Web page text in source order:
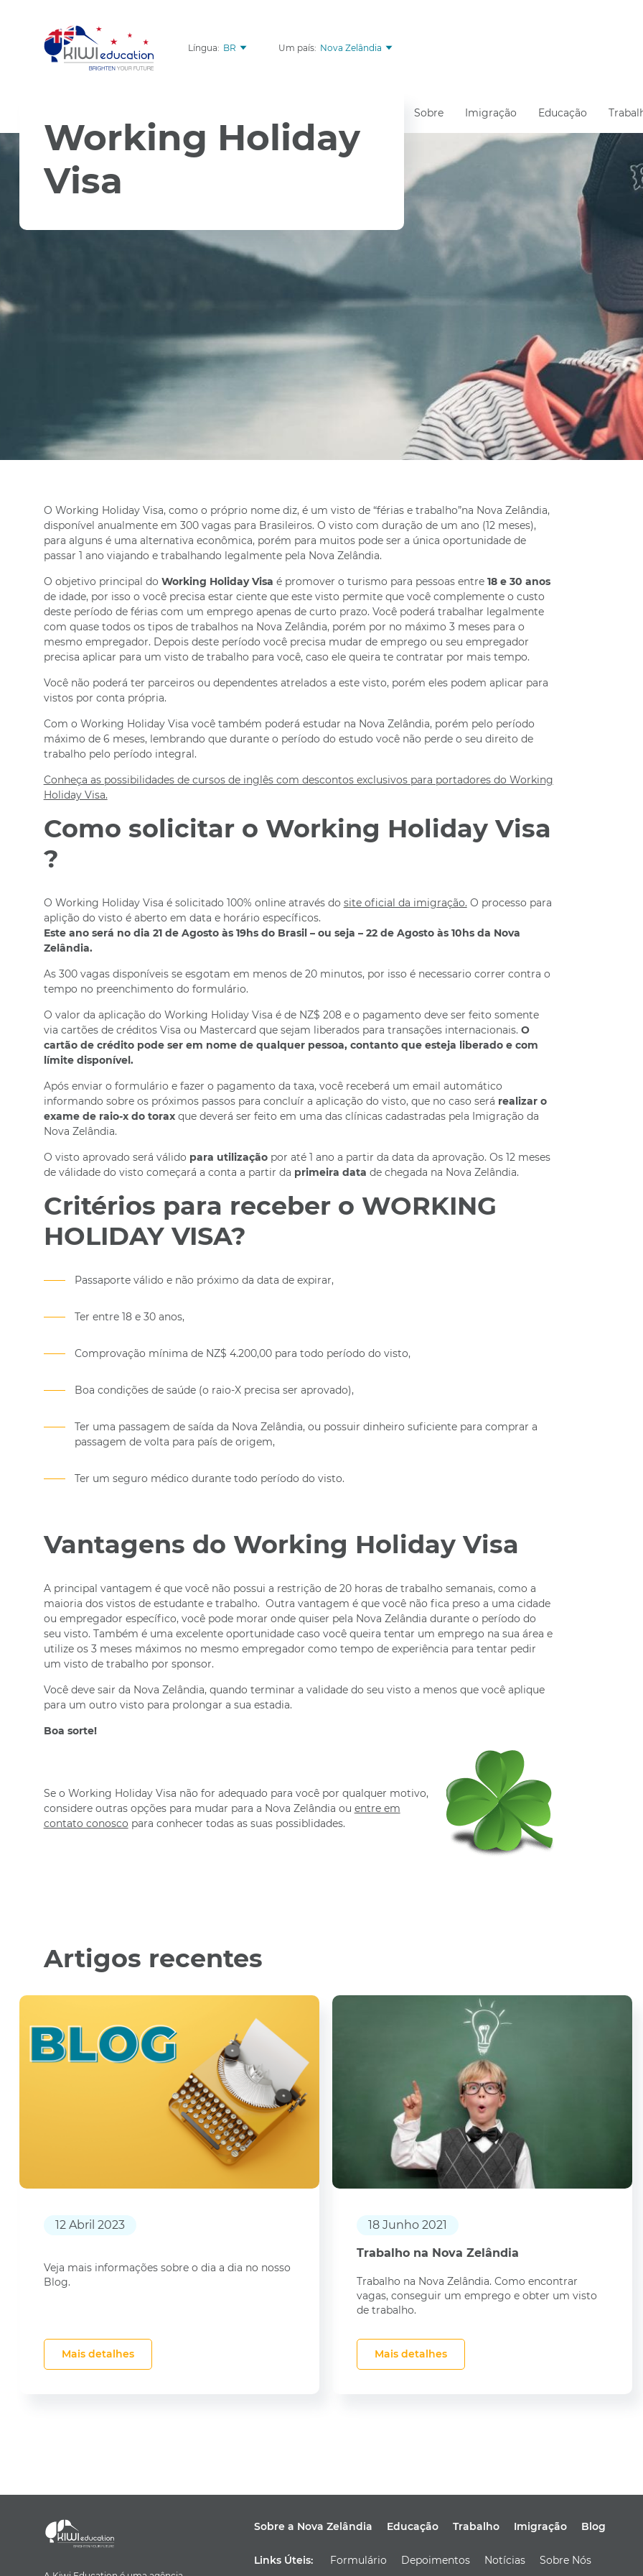
Língua: BR Um país: Nova Zelândia
Working Holiday
Visa
Sobre Imigração Educação
O Working Holiday Visa, como o próprio nome diz, é um visto de “férias e trabalho”na Nova Zelândia,
disponível anualmente em 300 vagas para Brasileiros. O visto com duração de um ano (12 meses),
para alguns é uma alternativa econômica, porém para muitos pode ser a única oportunidade de
passar 1 ano viajando e trabalhando legalmente pela Nova Zelândia.
O objetivo principal do Working Holiday Visa é promover o turismo para pessoas entre 18 e 30 anos
de idade, por isso o você precisa estar ciente que este visto permite que você complemente o custo
deste período de férias com um emprego apenas de curto prazo. Você poderá trabalhar legalmente
com quase todos os tipos de trabalhos na Nova Zelândia, porém por no máximo 3 meses para o
mesmo empregador. Depois deste período você precisa mudar de emprego ou seu empregador
precisa aplicar para um visto de trabalho para você, caso ele queira te contratar por mais tempo.
Você não poderá ter parceiros ou dependentes atrelados a este visto, porém eles podem aplicar para
vistos por conta própria.
Com o Working Holiday Visa você também poderá estudar na Nova Zelândia, porém pelo período
máximo de 6 meses, lembrando que durante o período do estudo você não perde o seu direito de
trabalho pelo período integral.
Conheça as possibilidades de cursos de inglês com descontos exclusivos para portadores do Working
Holiday Visa.
Como solicitar o Working Holiday Visa
?
O Working Holiday Visa é solicitado 100% online através do site oficial da imigração. O processo para
aplição do visto é aberto em data e horário específicos.
Este ano será no dia 21 de Agosto às 19hs do Brasil – ou seja – 22 de Agosto às 10hs da Nova
Zelândia.
As 300 vagas disponíveis se esgotam em menos de 20 minutos, por isso é necessario correr contra o
tempo no preenchimento do formulário.
O valor da aplicação do Working Holiday Visa é de NZ$ 208 e o pagamento deve ser feito somente
via cartões de créditos Visa ou Mastercard que sejam liberados para transações internacionais. O
cartão de crédito pode ser em nome de qualquer pessoa, contanto que esteja liberado e com
límite disponível.
Após enviar o formulário e fazer o pagamento da taxa, você receberá um email automático
informando sobre os próximos passos para concluír a aplicação do visto, que no caso será realizar o
exame de raio-x do toraxque deverá ser feito em uma das clínicas cadastradas pela Imigração da
Nova Zelândia.
O visto aprovado será válido para utilizaçãopor até 1 ano a partir da data da aprovação. Os 12 meses
de válidade do visto começará a conta a partir da primeira data de chegada na Nova Zelândia.
Critérios para receber o WORKING
HOLIDAY VISA?
Passaporte válido e não próximo da data de expirar,
Ter entre 18 e 30 anos,
Comprovação mínima de NZ$ 4.200,00 para todo período do visto,
Boa condições de saúde (o raio-X precisa ser aprovado),
Ter uma passagem de saída da Nova Zelândia, ou possuir dinheiro suficiente para comprar a
passagem de volta para país de origem,
Ter um seguro médico durante todo período do visto.
Vantagens do Working Holiday Visa
A principal vantagem é que você não possui a restrição de 20 horas de trabalho semanais, como a
maioria dos vistos de estudante e trabalho. Outra vantagem é que você não fica preso a uma cidade
ou empregador específico, você pode morar onde quiser pela Nova Zelândia durante o período do
seu visto. Também é uma excelente oportunidade caso você queira tentar um emprego na sua área e
utilize os 3 meses máximos no mesmo empregador como tempo de experiência para tentar pedir
um visto de trabalho por sponsor.
Você deve sair da Nova Zelândia, quando terminar a validade do seu visto a menos que você aplique
para um outro visto para prolongar a sua estadia.
Boa sorte!
Se o Working Holiday Visa não for adequado para você por qualquer motivo,
considere outras opções para mudar para a Nova Zelândia ou entre em
contato conosco para conhecer todas as suas possiblidades.
Artigos recentes
12 Abril 2023
Veja mais informações sobre o dia a dia no nosso
Blog.
Mais detalhes
18 Junho 2021
Trabalho na Nova Zelândia
Trabalho na Nova Zelândia. Como encontrar
vagas, conseguir um emprego e obter um visto
de trabalho.
Mais detalhes
Sobre a Nova Zelândia Educação Trabalho Imigração Blog
Links Úteis: Formulário Depoimentos Notícias Sobre Nós